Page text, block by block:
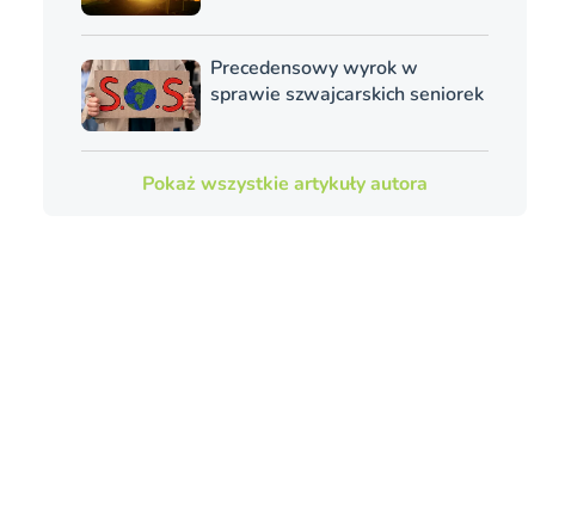
Precedensowy wyrok w
sprawie szwajcarskich seniorek
Pokaż wszystkie artykuły autora